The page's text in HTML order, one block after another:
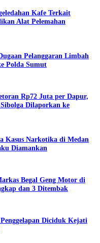
Kafe Terkait
Alat Pelemahan
Pelanggaran Limbah
Polda Sumut
Rp72 Juta per Dapur,
Dilaporkan ke
Kasus Narkotika di Medan
Diamankan
Begal Geng Motor di
dan 3 Ditembak
Diciduk Kejati